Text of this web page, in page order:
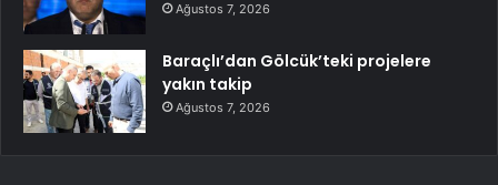
Ağustos 7, 2026
Baraçlı’dan Gölcük’teki projelere
yakın takip
Ağustos 7, 2026